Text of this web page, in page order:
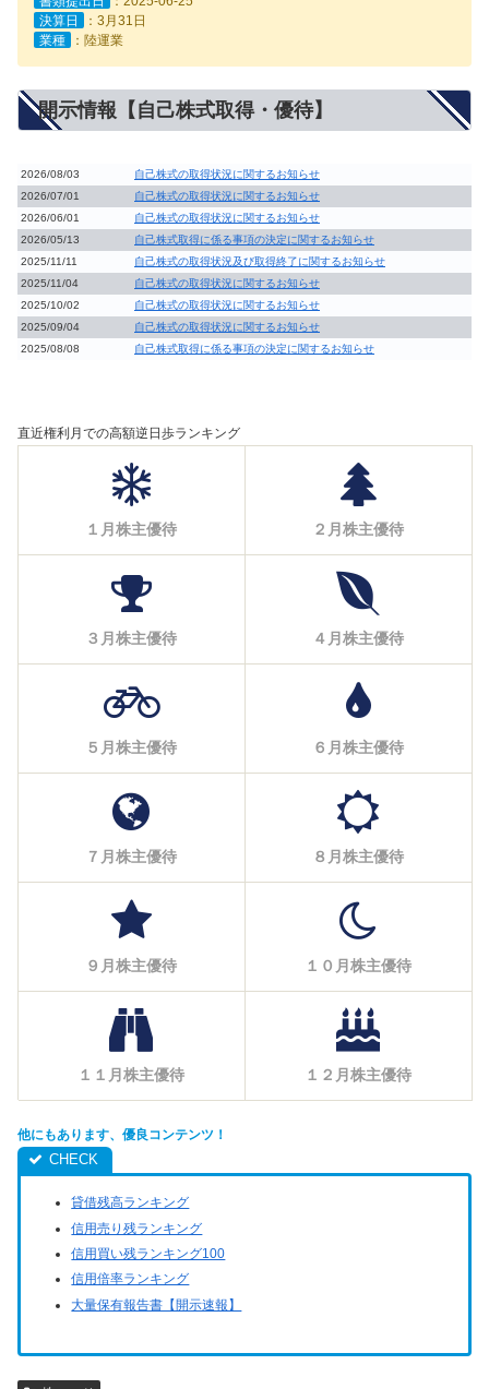
決算日
：3月31日
業種
：陸運業
開示情報【自己株式取得・優待】
2026/08/03
自己株式の取得状況に関するお知らせ
2026/07/01
自己株式の取得状況に関するお知らせ
2026/06/01
自己株式の取得状況に関するお知らせ
2026/05/13
自己株式取得に係る事項の決定に関するお知らせ
2025/11/11
自己株式の取得状況及び取得終了に関するお知らせ
2025/11/04
自己株式の取得状況に関するお知らせ
2025/10/02
自己株式の取得状況に関するお知らせ
2025/09/04
自己株式の取得状況に関するお知らせ
2025/08/08
自己株式取得に係る事項の決定に関するお知らせ
直近権利月での高額逆日歩ランキング
１月株主優待 ２月株主優待
３月株主優待 ４月株主優待
５月株主優待 ６月株主優待
７月株主優待 ８月株主優待
９月株主優待 １０月株主優待
１１月株主優待 １２月株主優待
他にもあります、優良コンテンツ！
貸借残高ランキング
信用売り残ランキング
信用買い残ランキング100
信用倍率ランキング
大量保有報告書【開示速報】